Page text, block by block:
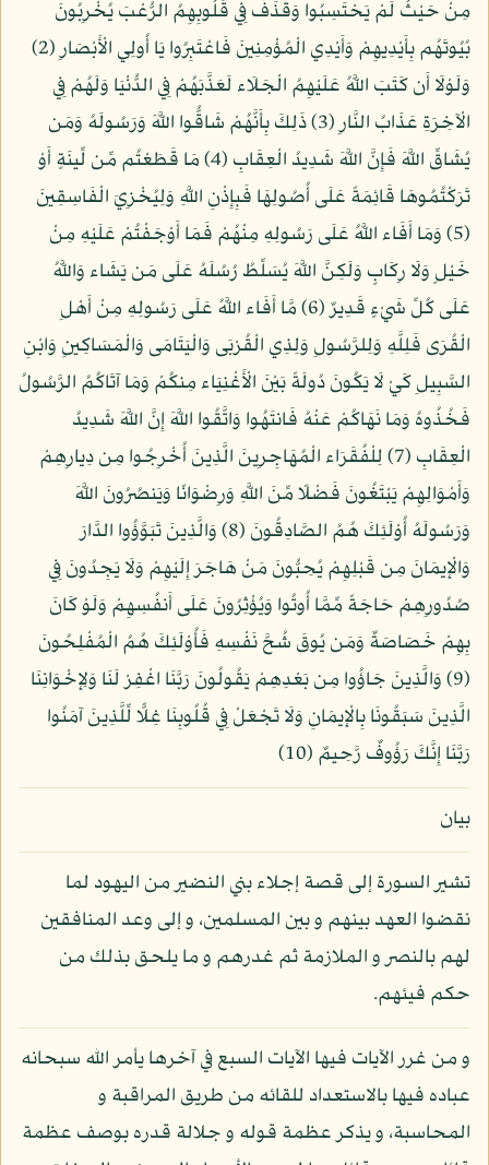
مِنْ حَيْثُ لَمْ يَحْتَسِبُوا وَقَذَفَ فِي قُلُوبِهِمُ الرُّعْبَ يُخْرِبُونَ
بُيُوتَهُم بِأَيْدِيهِمْ وَأَيْدِي الْمُؤْمِنِينَ فَاعْتَبِرُوا يَا أُولِي الْأَبْصَارِ (2)
وَلَوْلَا أَن كَتَبَ اللَّهُ عَلَيْهِمُ الْجَلَاء لَعَذَّبَهُمْ فِي الدُّنْيَا وَلَهُمْ فِي
الْآخِرَةِ عَذَابُ النَّارِ (3) ذَلِكَ بِأَنَّهُمْ شَاقُّوا اللَّهَ وَرَسُولَهُ وَمَن
يُشَاقِّ اللَّهَ فَإِنَّ اللَّهَ شَدِيدُ الْعِقَابِ (4) مَا قَطَعْتُم مِّن لِّينَةٍ أَوْ
تَرَكْتُمُوهَا قَائِمَةً عَلَى أُصُولِهَا فَبِإِذْنِ اللَّهِ وَلِيُخْزِيَ الْفَاسِقِينَ
(5) وَمَا أَفَاء اللَّهُ عَلَى رَسُولِهِ مِنْهُمْ فَمَا أَوْجَفْتُمْ عَلَيْهِ مِنْ
خَيْلٍ وَلَا رِكَابٍ وَلَكِنَّ اللَّهَ يُسَلِّطُ رُسُلَهُ عَلَى مَن يَشَاء وَاللَّهُ
عَلَى كُلِّ شَيْءٍ قَدِيرٌ (6) مَّا أَفَاء اللَّهُ عَلَى رَسُولِهِ مِنْ أَهْلِ
الْقُرَى فَلِلَّهِ وَلِلرَّسُولِ وَلِذِي الْقُرْبَى وَالْيَتَامَى وَالْمَسَاكِينِ وَابْنِ
السَّبِيلِ كَيْ لَا يَكُونَ دُولَةً بَيْنَ الْأَغْنِيَاء مِنكُمْ وَمَا آتَاكُمُ الرَّسُولُ
فَخُذُوهُ وَمَا نَهَاكُمْ عَنْهُ فَانتَهُوا وَاتَّقُوا اللَّهَ إِنَّ اللَّهَ شَدِيدُ
الْعِقَابِ (7) لِلْفُقَرَاء الْمُهَاجِرِينَ الَّذِينَ أُخْرِجُوا مِن دِيارِهِمْ
وَأَمْوَالِهِمْ يَبْتَغُونَ فَضْلًا مِّنَ اللَّهِ وَرِضْوَانًا وَيَنصُرُونَ اللَّهَ
وَرَسُولَهُ أُوْلَئِكَ هُمُ الصَّادِقُونَ (8) وَالَّذِينَ تَبَوَّؤُوا الدَّارَ
وَالْإِيمَانَ مِن قَبْلِهِمْ يُحِبُّونَ مَنْ هَاجَرَ إِلَيْهِمْ وَلَا يَجِدُونَ فِي
صُدُورِهِمْ حَاجَةً مِّمَّا أُوتُوا وَيُؤْثِرُونَ عَلَى أَنفُسِهِمْ وَلَوْ كَانَ
بِهِمْ خَصَاصَةٌ وَمَن يُوقَ شُحَّ نَفْسِهِ فَأُوْلَئِكَ هُمُ الْمُفْلِحُونَ
(9) وَالَّذِينَ جَاؤُوا مِن بَعْدِهِمْ يَقُولُونَ رَبَّنَا اغْفِرْ لَنَا وَلِإِخْوَانِنَا
الَّذِينَ سَبَقُونَا بِالْإِيمَانِ وَلَا تَجْعَلْ فِي قُلُوبِنَا غِلًّا لِّلَّذِينَ آمَنُوا
رَبَّنَا إِنَّكَ رَؤُوفٌ رَّحِيمٌ (10)
بيان
تشير السورة إلى قصة إجلاء بني النضير من اليهود لما
نقضوا العهد بينهم و بين المسلمين، و إلى وعد المنافقين
لهم بالنصر و الملازمة ثم غدرهم و ما يلحق بذلك من
حكم فيئهم.
و من غرر الآيات فيها الآيات السبع في آخرها يأمر الله سبحانه
عباده فيها بالاستعداد للقائه من طريق المراقبة و
المحاسبة، و يذكر عظمة قوله و جلالة قدره بوصف عظمة